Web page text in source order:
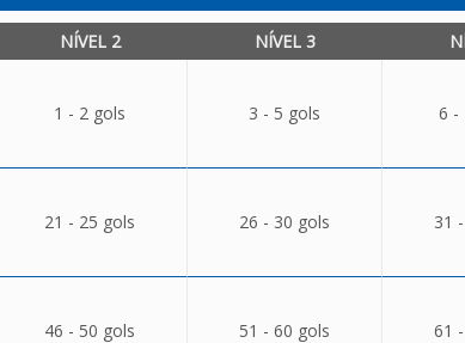
NÍVEL 2 NÍVEL 3
1 - 2 gols 3 - 5 gols 6 -
21 - 25 gols 26 - 30 gols 31
46 - 50 gols 51 - 60 gols 61